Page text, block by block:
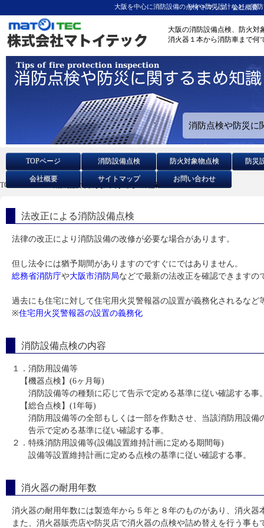
大阪を中心に消防設備の点検や防災設計など、消
会社概要
サイトマップ
大阪の消防設備点検、防火対
消火器１本から消防車まで何
消防点検や防災に
TOPページ 消防設備点検 防火対象物点検 防災
会社概要 サイトマップ お問い合わせ
TOPページ 消防点検や防災に関するまめ知識
法改正による消防設備点検
法律の改正により消防設備の改修が必要な場合があります。
但し法令には猶予期間がありますのですぐにではありません。
総務省消防庁や大阪市消防局などで最新の法改正を確認できます
過去にも住宅に対して住宅用火災警報器の設置が義務化されるなど
※住宅用火災警報器の設置の義務化
消防設備点検の内容
１．消防用設備等
【機器点検】(6ヶ月毎)
消防設備等の種類に応じて告示で定める基準に従い確認する事
【総合点検】(1年毎)
消防用設備等の全部もしくは一部を作動させ、当該消防用設備
告示で定める基準に従い確認する事。
２．特殊消防用設備等(設備設置維持計画に定める期間毎)
設備等設置維持計画に定める点検の基準に従い確認する事。
消火器の耐用年数
消火器の耐用年数には製造年から５年と８年のものがあり、消火器
また、消火器販売店や防災店で消火器の点検や詰め替えを行う事も